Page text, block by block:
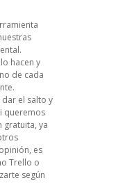
hacen y
de cada
el salto y
queremos
gratuita, ya
es
Trello o
según